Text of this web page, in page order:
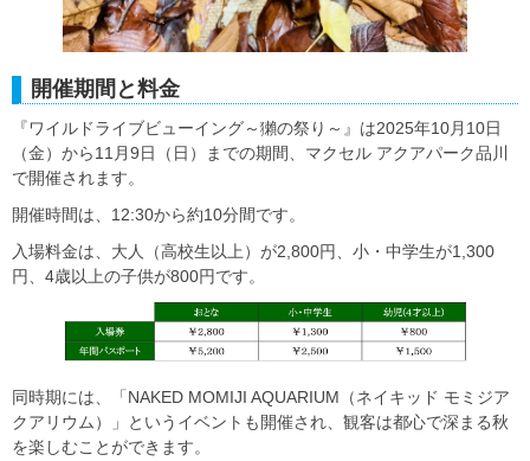
開催期間と料金
『ワイルドライブビューイング～獺の祭り～』は2025年10月10日
（金）から11月9日（日）までの期間、マクセル アクアパーク品川
で開催されます。
開催時間は、12:30から約10分間です。
入場料金は、大人（高校生以上）が2,800円、小・中学生が1,300
円、4歳以上の子供が800円です。
同時期には、「NAKED MOMIJI AQUARIUM（ネイキッド モミジア
クアリウム）」というイベントも開催され、観客は都心で深まる秋
を楽しむことができます。